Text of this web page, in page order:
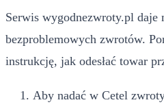
Serwis wygodnezwroty.pl
bezproblemowych zwrotów.
instrukcję, jak odesłać towar
Aby nadać w Cetel